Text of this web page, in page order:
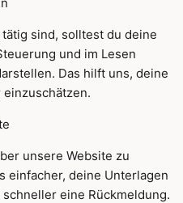
sind, solltest du deine
und im Lesen
Das hilft uns, deine
unsere Website zu
einfacher, deine Unterlagen
eine Rückmeldung.